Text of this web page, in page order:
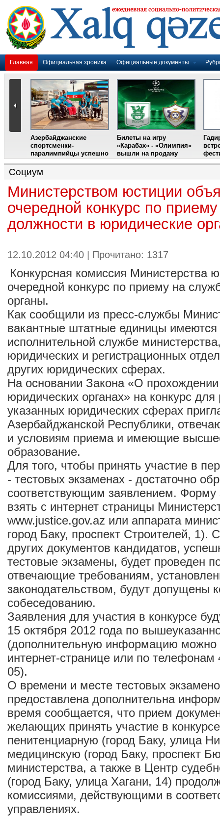
Главная Официальная хроника Официальные документы
Азербайджанские
спортсменки-
паралимпийцы успешно
выступили на III
Международном
фестивале парашютного
Билеты на игру
«Карабах» - «Олимпия»
вышли на продажу
Социум
Министерством юстиции
очередной конкурс по
должности в юридические
12.10.2012 04:40 | Прочитано: 1317
Конкурсная комиссия Министерства
очередной конкурс по приему на
органы.
Как сообщили из пресс-службы
вакантные штатные единицы
исполнительной службе
юридических и регистрационных
других юридических сферах.
На основании Закона «О
юридических органах» на конкурс
указанных юридических сферах
Азербайджанской Республики,
и условиям приема и имеющие
образование.
Для того, чтобы принять участие в
- тестовых экзаменах - достаточно
соответствующим заявлением.
взять с интернет страницы
www.justice.gov.az или аппарата
город Баку, проспект Строителей, 1).
других документов кандидатов,
тестовые экзамены, будет проведен
отвечающие требованиям,
законодательством, будут допущены
собеседованию.
Заявления для участия в конкурсе
15 октября 2012 года по
(дополнительную информацию можно
интернет-странице или по телефонам
05).
О времени и месте тестовых
предоставлена дополнительна
время сообщается, что прием
желающих принять участие в
пенитенциарную (город Баку, улица
медицинскую (город Баку, проспект
министерства, а также в Центр
(город Баку, улица Хагани, 14)
комиссиями, действующими в
управлениях.